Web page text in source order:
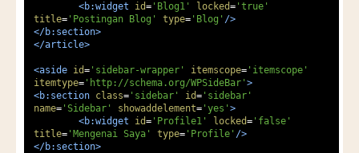
<b:widget
id= 'Blog1' locked= 'true'
title= 'Postingan Blog' type= 'Blog' />
</b:section>
</article>
<aside id= 'sidebar-wrapper' itemscope= 'itemscope'
itemtype= 'http://schema.org/WPSideBar' >
<b:section class= 'sidebar' id= 'sidebar'
name= 'Sidebar' showaddelement= 'yes' >
<b:widget
id= 'Profile1' locked= 'false'
title= 'Mengenai Saya' type= 'Profile' />
</b:section>